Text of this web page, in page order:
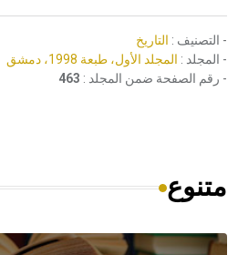
- التصنيف : التاريخ
- المجلد : المجلد الأول، طبعة 1998، دمشق
- رقم الصفحة ضمن المجلد : 463
متنوع